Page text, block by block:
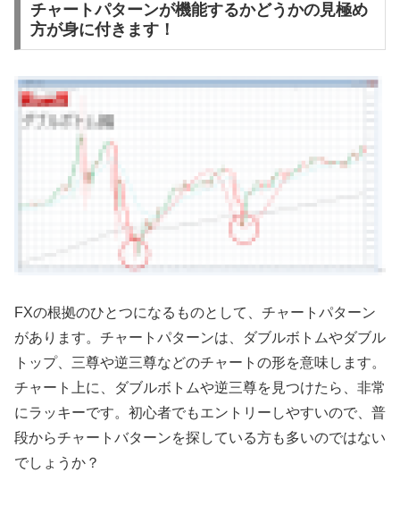
チャートパターンが機能するかどうかの見極め
方が身に付きます！
FXの根拠のひとつになるものとして、チャートパターン
があります。チャートパターンは、ダブルボトムやダブル
トップ、三尊や逆三尊などのチャートの形を意味します。
チャート上に、ダブルボトムや逆三尊を見つけたら、非常
にラッキーです。初心者でもエントリーしやすいので、普
段からチャートバターンを探している方も多いのではない
でしょうか？